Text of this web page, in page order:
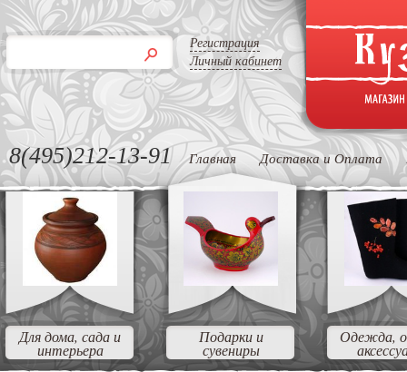
Регистрация
Личный кабинет
8(495)212-13-91 Главная Доставка и Оплата
Для дома, сада и
интерьера
Подарки и
сувениры
Одежда,